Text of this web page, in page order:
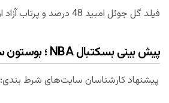
فیلد گل جوئل امبید 48 درصد و پرتاب آزاد او 81 درصد است.
پیش بینی بسکتبال NBA ؛ بوستون سلتیکس – فیلادلفیا
پیشنهاد کارشناسان سایت‌های شرط بندی: